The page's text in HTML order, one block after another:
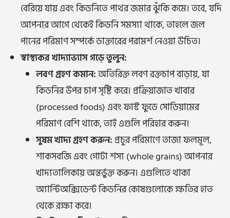
বেরিয়ে যায় এবং কিডনিতে পাথর জমার ঝুঁকি কমে। তবে, যদি
আপনার আগে থেকেই কিডনি সমস্যা থাকে, তাহলে জল
পানের পরিমাণ সম্পর্কে ডাক্তারের পরামর্শ নেওয়া উচিত।
স্বাস্থ্যকর খাদ্যাভ্যাস গড়ে তুলুন:
লবণ গ্রহণ কমান:অতিরিক্ত লবণ রক্তচাপ বাড়ায়, যা
কিডনির উপর চাপ সৃষ্টি করে। প্রক্রিয়াজাত খাবার
(processed foods) এবং ফাস্ট ফুডে সোডিয়ামের
পরিমাণ বেশি থাকে, তাই এগুলি পরিহার করুন।
সুষম খাদ্য গ্রহণ করুন: প্রচুর পরিমাণে তাজা ফলমূল,
শাকসবজি এবং গোটা শস্য (whole grains) আপনার
খাদ্যতালিকায় অন্তর্ভুক্ত করুন। এগুলিতে থাকা
অ্যান্টিঅক্সিডেন্ট কিডনির কোষগুলোকে ক্ষতির হাত
থেকে রক্ষা করে।